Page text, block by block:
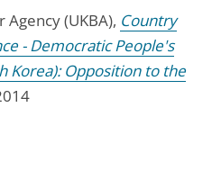
(UKBA), Country
- Democratic People's
Korea): Opposition to the